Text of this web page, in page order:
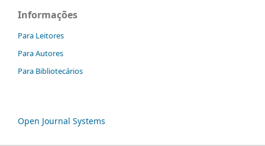
Informações
Para Leitores
Para Autores
Para Bibliotecários
Open Journal Systems